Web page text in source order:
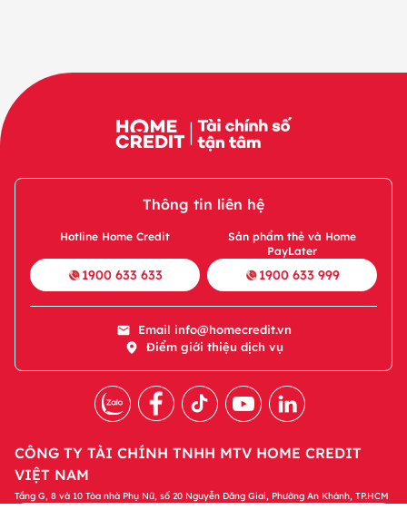
Thông tin liên hệ
Hotline Home Credit
1900 633 633
Sản phẩm thẻ và Home
PayLater
1900 633 999
Email info@homecredit.vn
Điểm giới thiệu dịch vụ
CÔNG TY TÀI CHÍNH TNHH MTV HOME CREDIT
VIỆT NAM
Tầng G, 8 và 10 Tòa nhà Phụ Nữ, số 20 Nguyễn Đăng Giai, Phường An Khánh, TP.HCM